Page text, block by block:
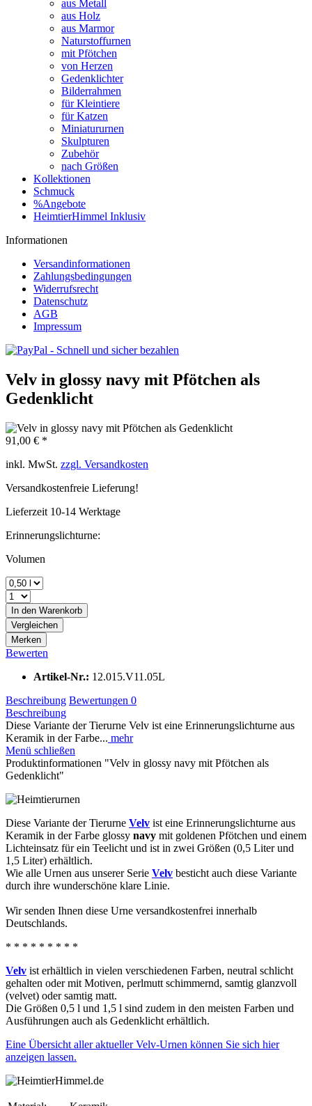
aus Metall
aus Holz
aus Marmor
Naturstoffurnen
mit Pfötchen
von Herzen
Gedenklichter
Bilderrahmen
für Kleintiere
für Katzen
Miniatururnen
Skulpturen
Zubehör
nach Größen
Kollektionen
Schmuck
%Angebote
HeimtierHimmel Inklusiv
Informationen
Versandinformationen
Zahlungsbedingungen
Widerrufsrecht
Datenschutz
AGB
Impressum
Velv in glossy navy mit Pfötchen als
Gedenklicht
91,00 € *
inkl. MwSt. zzgl. Versandkosten
Versandkostenfreie Lieferung!
Lieferzeit 10-14 Werktage
Erinnerungslichturne:
Volumen
In den Warenkorb
Vergleichen
Merken
Bewerten
Artikel-Nr.: 12.015.V11.05L
Beschreibung Bewertungen 0
Beschreibung
Diese Variante der Tierurne Velv ist eine Erinnerungslichturne aus
Keramik in der Farbe... mehr
Menü schließen
Produktinformationen "Velv in glossy navy mit Pfötchen als
Gedenklicht"
Diese Variante der Tierurne Velv ist eine Erinnerungslichturne aus
Keramik in der Farbe glossy navy mit goldenen Pfötchen und einem
Lichteinsatz für ein Teelicht und ist in zwei Größen (0,5 Liter und
1,5 Liter) erhältlich.
Wie alle Urnen aus unserer Serie Velv besticht auch diese Variante
durch ihre wunderschöne klare Linie.
Wir senden Ihnen diese Urne versandkostenfrei innerhalb
Deutschlands.
* * * * * * * * *
Velv ist erhältlich in vielen verschiedenen Farben, neutral schlicht
gehalten oder mit Motiven, perlmutt schimmernd, samtig glanzvoll
(velvet) oder samtig matt.
Die Größen 0,5 l und 1,5 l sind zudem in den meisten Farben und
Ausführungen auch als Gedenklicht erhältlich.
Eine Übersicht aller aktueller Velv-Urnen können Sie sich hier
anzeigen lassen.